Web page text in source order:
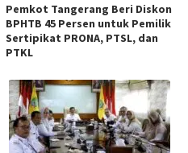
Pemkot Tangerang Beri Diskon
BPHTB 45 Persen untuk Pemilik
Sertipikat PRONA, PTSL, dan
PTKL